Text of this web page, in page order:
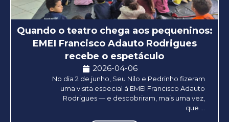
Quando o teatro chega aos pequeninos:
EMEI Francisco Adauto Rodrigues
recebe o espetáculo
2026-04-06
No dia 2 de junho, Seu Nilo e Pedrinho fizeram
uma visita especial à EMEI Francisco Adauto
Rodrigues — e descobriram, mais uma vez,
que ...